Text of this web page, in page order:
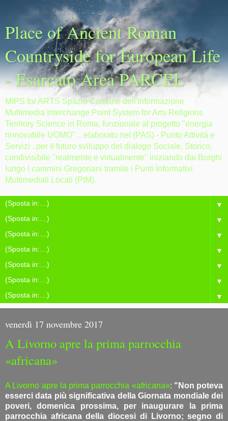
Place of Ancient Roman
Countryside for European Life
- Esarcato Area PARCEL
MIPS for ARTS Spazio Comune dell'Informazione
Multimedia Interchange Point System for Arts Religions
Territory Science in Roma, funzionale al progetto "energia
rinnovabile UOMO" .. elaborato nel (PAS) - Punto Attività e
Servizi ..per il futuro sviluppo del dialogo Sociale, Storico,
condivisibile "realmente e virtualmente" iniziando dai Borghi
lungo i cammini Gregoriani tramite i Punti Informativi
Multimediali Locali (PIM).
▼
▼
▼
▼
▼
▼
▼
venerdì 17 novembre 2017
A Livorno apre la prima parrocchia
«africana»
A Livorno apre la prima parrocchia «africana»: "Non poteva
esserci data più significativa della Giornata mondiale dei
poveri, domenica prossima, per inaugurare la prima
parrocchia africana della diocesi di Livorno; segno di